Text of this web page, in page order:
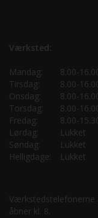
Værksted:
Mandag:
8.00-
Tirsdag:
8.00-
Onsdag:
8.00-
Torsdag:
8.00-
Fredag:
8.00-
Lørdag:
Lukket
Søndag:
Lukket
Helligdage:
Lukket
Værkstedstelefonerne
åbner kl. 8.